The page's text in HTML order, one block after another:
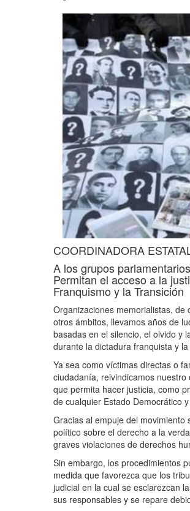
COORDINADORA
A los grupos
Permitan el acceso a la
Franquismo y la Transición
Organizaciones memorialistas,
otros ámbitos, llevamos años de
basadas en el silencio, el olvido y
durante la dictadura franquista y
Ya sea como víctimas directas o
ciudadanía, reivindicamos
que permita hacer justicia, como
de cualquier Estado Democrático
Gracias al empuje del
político sobre el derecho a la
graves violaciones de derechos
Sin embargo, los procedimientos
medida que favorezca que los
judicial en la cual se esclarezcan
sus responsables y se repare